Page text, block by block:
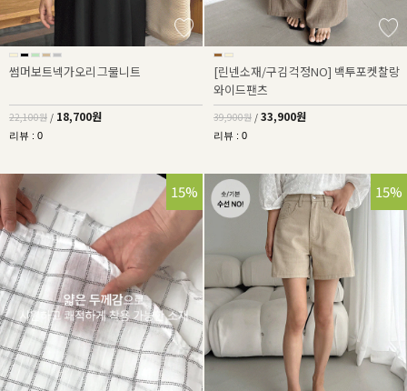
썸머보트넥가오리그물니트
22,100원 / 18,700원
리뷰 : 0
[린넨소재/구김걱정NO] 백투포켓찰랑
와이드팬츠
39,900원 / 33,900원
리뷰 : 0
15% 15%